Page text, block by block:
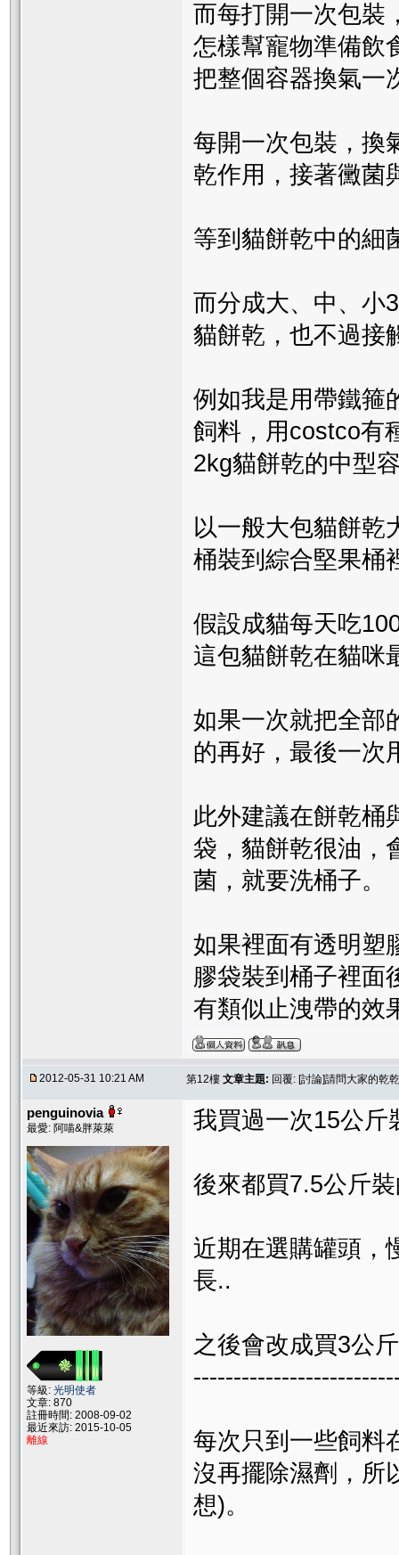
而每打開一次包裝
怎樣幫寵物準備飲
把整個容器換氣一
每開一次包裝，換
乾作用，接著黴菌
等到貓餅乾中的細
而分成大、中、小
貓餅乾，也不過接
例如我是用帶鐵箍
飼料，用costco有
2kg貓餅乾的中型
以一般大包貓餅乾
桶裝到綜合堅果桶
假設成貓每天吃
這包貓餅乾在貓咪
如果一次就把全部
的再好，最後一次
此外建議在餅乾桶
袋，貓餅乾很油，
菌，就要洗桶子。
如果裡面有透明塑
膠袋裝到桶子裡面
有類似止洩帶的效
2012-05-31 10:21 AM 第12樓 文章主題: 回覆: [討論]請問大家的乾
penguinovia
最愛: 阿喵&胖萊萊
等級: 光明使者
文章: 870
註冊時間: 2008-09-02
最近來訪: 2015-10-05
離線
我買過一次15公斤
後來都買7.5公斤
近期在選購罐頭，
長..
之後會改成買3公
每次只到一些飼料
沒再擺除濕劑，所
想)。